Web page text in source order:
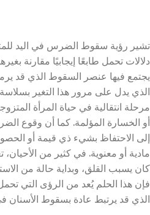
تشير رؤية سقوط الضرس في اليد
دلالات تحمل طابعًا إيجابيًا مقارنة
يجتمع فيها عنصر السقوط الذي قد
الذي يدل على مرور هذا التغير
مرحلة انتقالية في حياة المرأة
أو الخسارة المؤلمة. كما أن وقوع
إلى الاحتفاظ بشيء ذي قيمة أو
مادية أو معنوية. في كثير من الأحيان،
كان يسبب القلق، وبداية حالة من
فإن هذا الحلم يُعد من الرؤى التي
الذي قد يرتبط عادة بسقوط الأسنان